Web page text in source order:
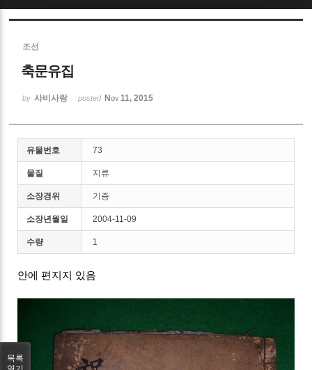
조선
축문유집
by 사비사랑 posted Nov 11, 2015
유물번호 73
물질 지류
소장경위 기증
소장년월일 2004-11-09
수량 1
안에 편지지 있음
목록
Sketchbook5, 스케치북5
Sketchbook5, 스케치북5